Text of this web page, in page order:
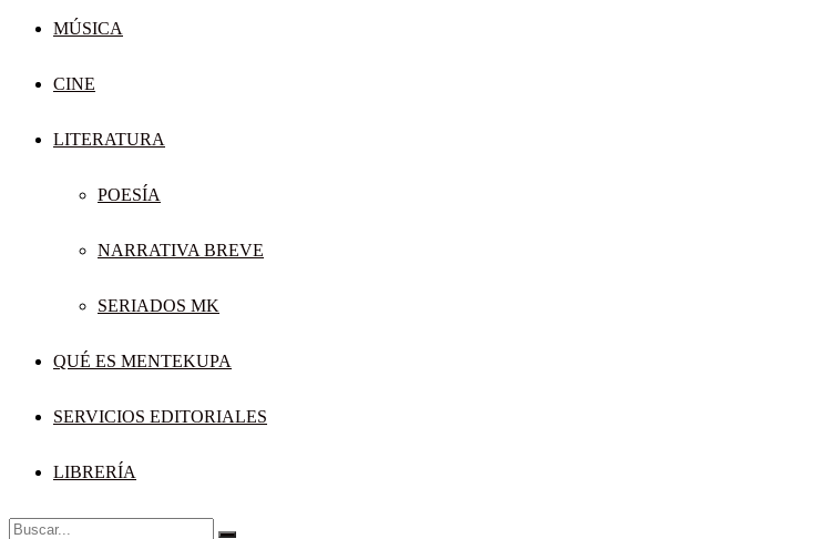
MÚSICA
CINE
LITERATURA
POESÍA
NARRATIVA BREVE
SERIADOS MK
QUÉ ES MENTEKUPA
SERVICIOS EDITORIALES
LIBRERÍA